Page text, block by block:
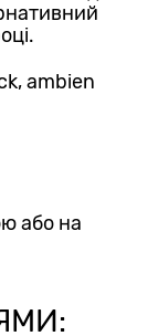
ambien
або на